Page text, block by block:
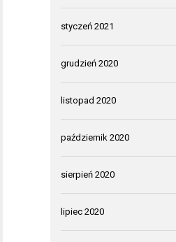
styczeń 2021
grudzień 2020
listopad 2020
październik 2020
sierpień 2020
lipiec 2020